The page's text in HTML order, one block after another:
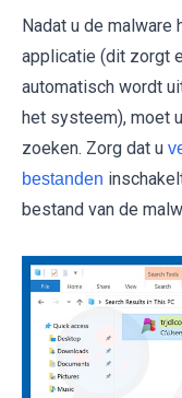
Nadat u de malware
applicatie (dit zorgt
automatisch wordt
het systeem), moet
zoeken. Zorg dat u
bestanden
bestand van de